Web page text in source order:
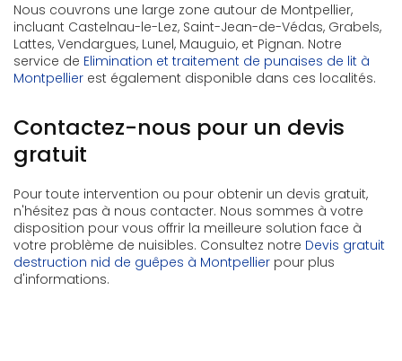
Nous couvrons une large zone autour de Montpellier,
incluant Castelnau-le-Lez, Saint-Jean-de-Védas, Grabels,
Lattes, Vendargues, Lunel, Mauguio, et Pignan. Notre
service de Elimination et traitement de punaises de lit à
Montpellier est également disponible dans ces localités.
Contactez-nous pour un devis
gratuit
Pour toute intervention ou pour obtenir un devis gratuit,
n'hésitez pas à nous contacter. Nous sommes à votre
disposition pour vous offrir la meilleure solution face à
votre problème de nuisibles. Consultez notre Devis gratuit
destruction nid de guêpes à Montpellier pour plus
d'informations.